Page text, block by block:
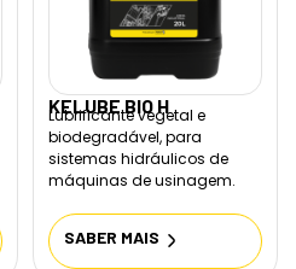
KELUBE BIO H
Lubrificante vegetal e
biodegradável, para
sistemas hidráulicos de
máquinas de usinagem.
SABER MAIS